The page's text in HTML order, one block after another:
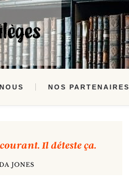
NOS PARTENAIRES